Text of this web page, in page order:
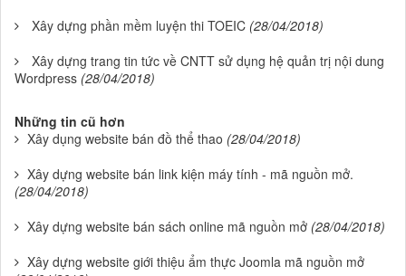
Xây dựng phần mềm luyện thi TOEIC (28/04/2018)
Xây dựng trang tin tức về CNTT sử dụng hệ quản trị nội dung
Wordpress (28/04/2018)
Những tin cũ hơn
Xây dụng website bán đồ thể thao (28/04/2018)
Xây dựng website bán link kiện máy tính - mã nguồn mở.
(28/04/2018)
Xây dựng website bán sách online mã nguồn mở (28/04/2018)
Xây dựng website giới thiệu ẩm thực Joomla mã nguồn mở